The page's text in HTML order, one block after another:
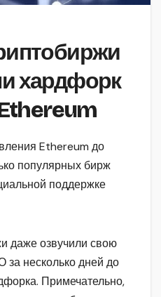
хардфорк
Ethereum до
популярных бирж
поддержке
даже озвучили свою
за несколько дней до
Примечательно,